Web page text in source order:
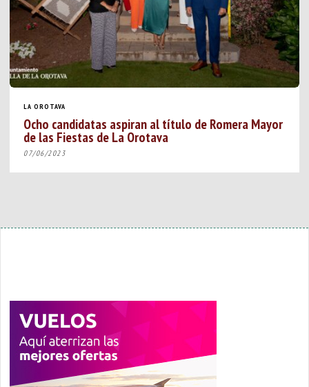
LA OROTAVA
Ocho candidatas aspiran al título de Romera Mayor
de las Fiestas de La Orotava
07/06/2023